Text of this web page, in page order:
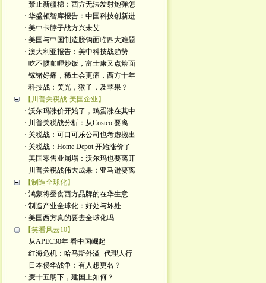
· 禁止新疆棉：西方无法发射炮弹怎
· 华盛顿智库报告：中国科技创新进
· 美中卡脖子战方兴未艾
· 美国与中国制造脱钩面临四大难题
· 澳大利亚报告：美中科技战趋势
· 吃不惯咖喱炒饭，富士康又点烩面
· 镓锗好痛，稀土会更痛，西方十年
· 科技战：美光，猴子，及苹果？
【川普关税战-美国企业】
· 沃尔玛涨价开始了，鸡蛋涨在其中
· 川普关税战分析：从Costco 要离
· 关税战：可口可乐公司也考虑搬出
· 关税战：Home Depot 开始涨价了
· 美国零售业崩塌：沃尔玛也要离开
· 川普关税战伟大成果：亚马逊要离
【制造全球化】
· 鸿蒙将蚕食西方品牌的在华生意
· 制造产业全球化：好处与坏处
· 美国西方真的要去全球化吗
【笑看风云10】
· 从APEC30年 看中国崛起
· 红海危机：哈马斯外溢+代理人行
· 日本侵华战争：有人想更名？
· 麦十五朗下，建国上如何？